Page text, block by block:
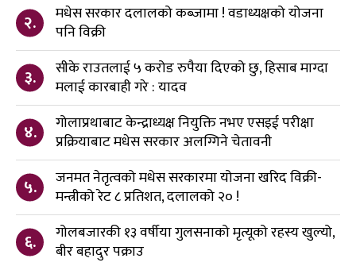
२.
मधेस सरकार दलालको कब्जामा ! वडाध्यक्षको योजना
पनि विक्री
३.
सीके राउतलाई ५ करोड रुपैया दिएको छु, हिसाब माग्दा
मलाई कारबाही गरे : यादव
४.
गोलाप्रथाबाट केन्द्राध्यक्ष नियुक्ति नभए एसइई परीक्षा
प्रक्रियाबाट मधेस सरकार अलग्गिने चेतावनी
५.
जनमत नेतृत्वको मधेस सरकारमा योजना खरिद विक्री-
मन्त्रीको रेट ८ प्रतिशत, दलालको २० !
६.
गोलबजारकी १३ वर्षीया गुलसनाको मृत्यूको रहस्य खुल्यो,
बीर बहादुर पक्राउ